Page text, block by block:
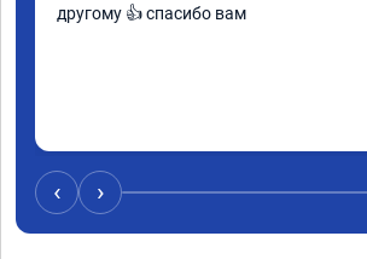
другому 👍 спасибо вам
‹ ›